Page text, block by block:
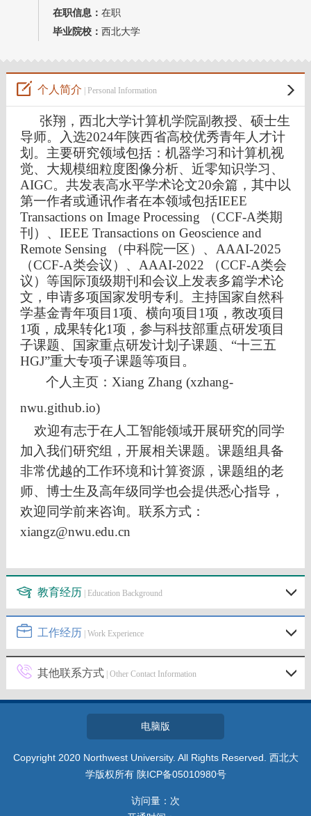
在职信息： 在职
毕业院校： 西北大学
个人简介 | Personal Information
张翔，西北大学计算机学院副教授、硕士生
导师。入选2024年陕西省高校优秀青年人才计
划。主要研究领域包括：机器学习和计算机视
觉、大规模细粒度图像分析、近零知识学习、
AIGC。共发表高水平学术论文20余篇，其中以
第一作者或通讯作者在本领域包括IEEE
Transactions on Image Processing （CCF-A类期
刊）、IEEE Transactions on Geoscience and
Remote Sensing （中科院一区）、AAAI-2025
（CCF-A类会议）、AAAI-2022 （CCF-A类会
议）等国际顶级期刊和会议上发表多篇学术论
文，申请多项国家发明专利。主持国家自然科
学基金青年项目1项、横向项目1项，教改项目
1项，成果转化1项，参与科技部重点研发项目
子课题、国家重点研发计划子课题、“十三五
HGJ”重大专项子课题等项目。
个人主页： Xiang Zhang (xzhang-
nwu.github.io)
欢迎有志于在人工智能领域开展研究的同学
加入我们研究组，开展相关课题。课题组具备
非常优越的工作环境和计算资源，课题组的老
师、博士生及高年级同学也会提供悉心指导，
欢迎同学前来咨询。联系方式：
xiangz@nwu.edu.cn
教育经历 | Education Background
工作经历 | Work Experience
其他联系方式| Other Contact Information
电脑版
Copyright 2020 Northwest University. All Rights Reserved. 西北大
学版权所有 陕ICP备05010980号
访问量： 次